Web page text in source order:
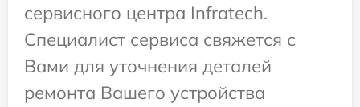
сервисного центра Infratech.
Специалист сервиса свяжется с
Вами для уточнения деталей
ремонта Вашего устройства